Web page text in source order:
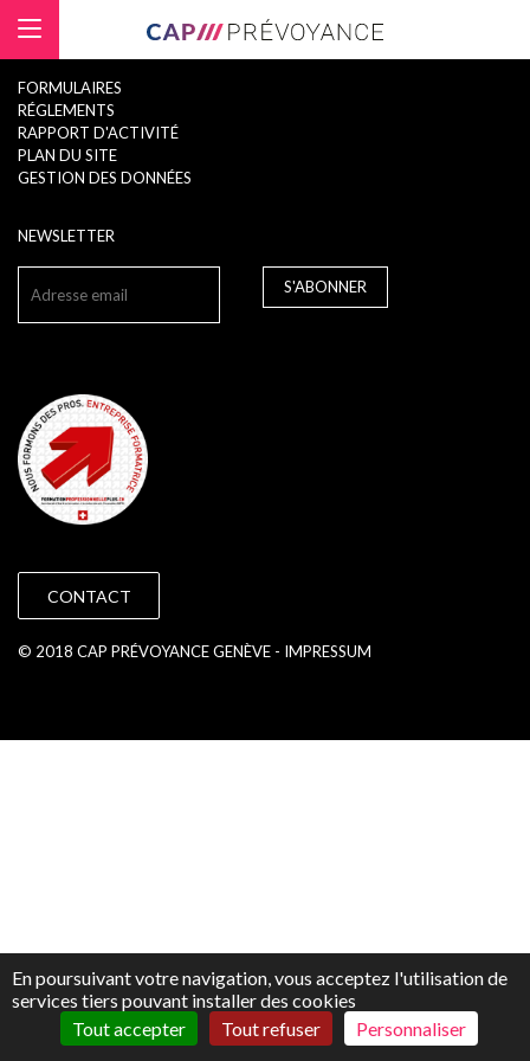
FORMULAIRES
RÉGLEMENTS
RAPPORT D'ACTIVITÉ
PLAN DU SITE
GESTION DES DONNÉES
NEWSLETTER
S'ABONNER
CONTACT
© 2018 CAP PRÉVOYANCE GENÈVE - IMPRESSUM
Panneau de gestion des cookies
En poursuivant votre navigation, vous acceptez l'utilisation de
services tiers pouvant installer des cookies
Tout accepter
Tout refuser Personnaliser